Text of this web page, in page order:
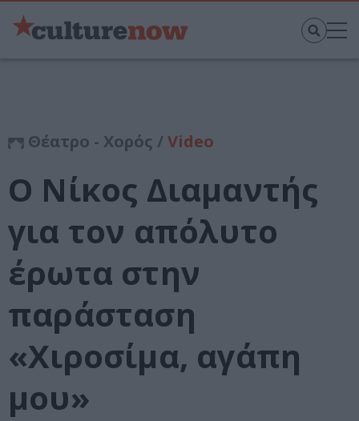
Θέατρο - Χορός /Video
O Νίκος Διαμαντής
για τον απόλυτο
έρωτα στην
παράσταση
«Χιροσίμα, αγάπη
μου»